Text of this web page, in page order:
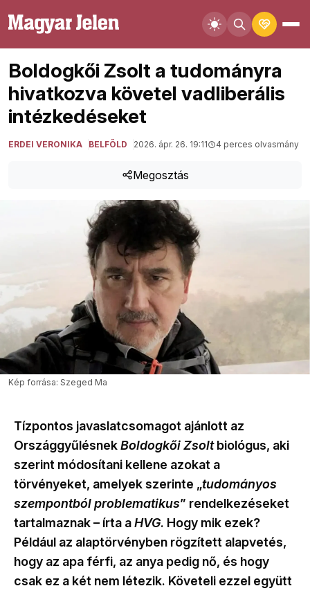
Boldogkői Zsolt a tudományra
hivatkozva követel vadliberális
intézkedéseket
ERDEI VERONIKA BELFÖLD 2026. ápr. 26. 19:11 4 perces olvasmány
Megosztás
Kép forrása: Szeged Ma
Tízpontos javaslatcsomagot ajánlott az
OrszággyűlésnekBoldogkői Zsoltbiológus, aki
szerint módosítani kellene azokat a
törvényeket, amelyek szerinte „tudományos
szempontból problematikus” rendelkezéseket
tartalmaznak – írta aHVG. Hogy mik ezek?
Például az alaptörvényben rögzített alapvetés,
hogy az apa férfi, az anya pedig nő, és hogy
csak ez a két nem létezik. Követeli ezzel együtt